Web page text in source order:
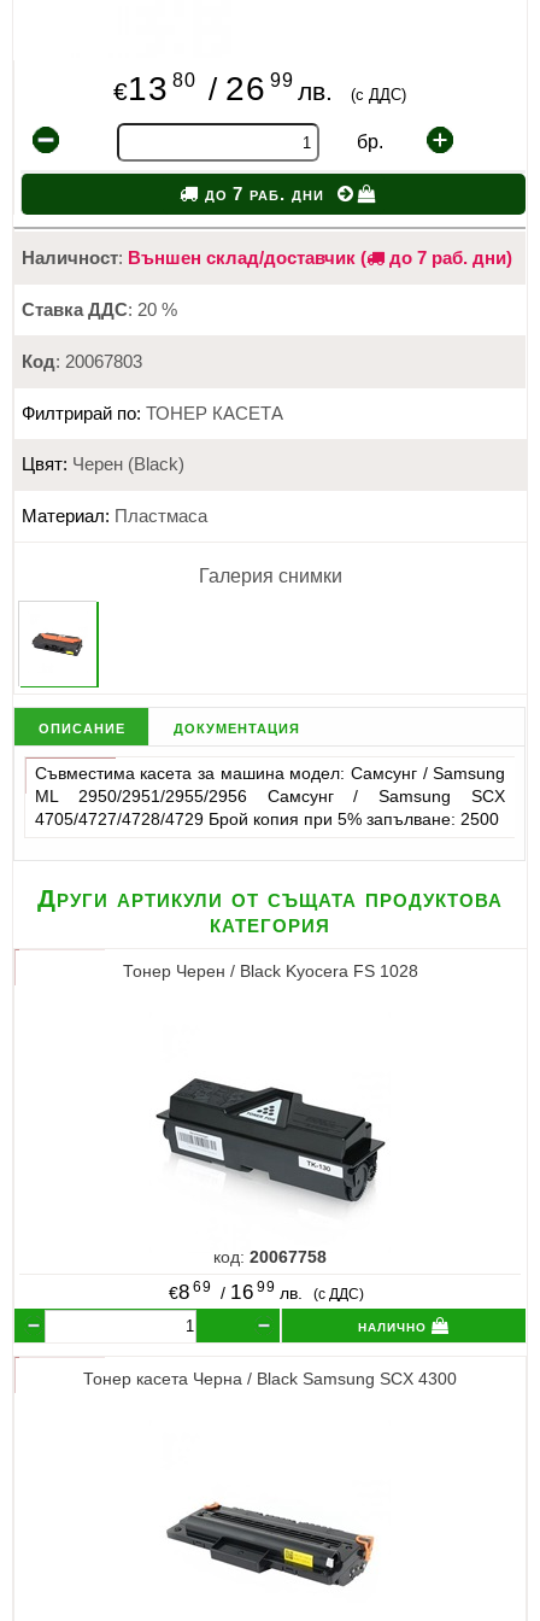
€13 80 / 26 99 лв. (с ДДС)
бр.
до 7 раб. дни
Наличност: Външен склад/доставчик ( до 7 раб. дни)
Ставка ДДС: 20 %
Код: 20067803
Филтрирай по: ТОНЕР КАСЕТА
Цвят: Черен (Black)
Материал: Пластмаса
Галерия снимки
описание документация
Съвместима касета за машина модел: Самсунг / Samsung
ML 2950/2951/2955/2956 Самсунг / Samsung SCX
4705/4727/4728/4729 Брой копия при 5% запълване: 2500
Други артикули от същата продуктова
категория
Тонер Черен / Black Kyocera FS 1028
код: 20067758
€8 69 / 16 99 лв. (с ДДС)
налично
Тонер касета Черна / Black Samsung SCX 4300